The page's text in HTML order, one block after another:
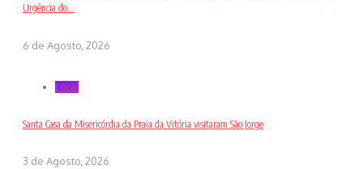
Urgência do...
6 de Agosto, 2026
Local
Santa Casa da Misericórdia da Praia da Vitória visitaram São Jorge
3 de Agosto, 2026